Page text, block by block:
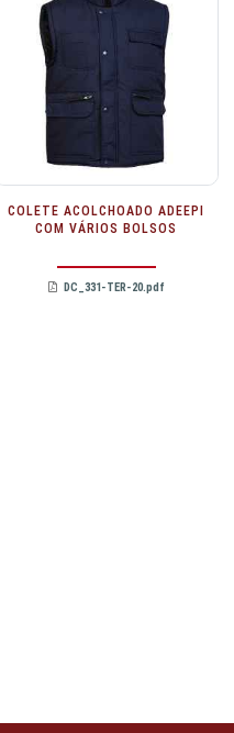
COLETE ACOLCHOADO ADEEPI
COM VÁRIOS BOLSOS
DC_331-TER-20.pdf